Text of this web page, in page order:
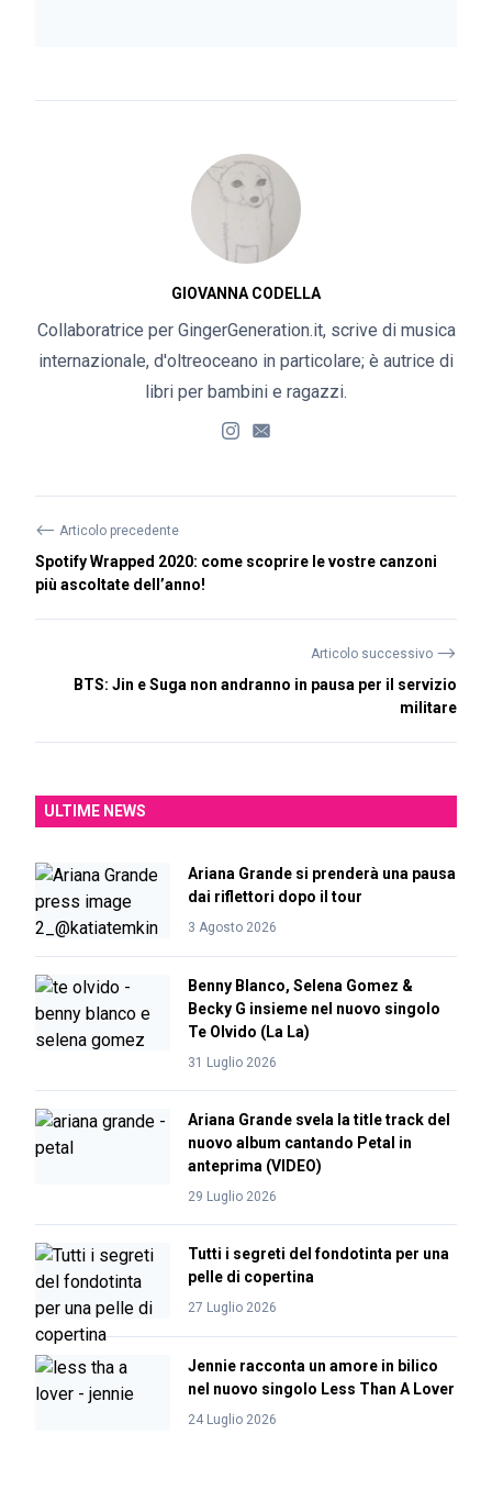
GIOVANNA CODELLA
Collaboratrice per GingerGeneration.it, scrive di musica
internazionale, d'oltreoceano in particolare; è autrice di
libri per bambini e ragazzi.
⟵ Articolo precedente
Spotify Wrapped 2020: come scoprire le vostre canzoni
più ascoltate dell’anno!
Articolo successivo ⟶
BTS: Jin e Suga non andranno in pausa per il servizio
militare
ULTIME NEWS
Ariana Grande si prenderà una pausa
dai riflettori dopo il tour
3 Agosto 2026
Benny Blanco, Selena Gomez &
Becky G insieme nel nuovo singolo
Te Olvido (La La)
31 Luglio 2026
Ariana Grande svela la title track del
nuovo album cantando Petal in
anteprima (VIDEO)
29 Luglio 2026
Tutti i segreti del fondotinta per una
pelle di copertina
27 Luglio 2026
Jennie racconta un amore in bilico
nel nuovo singolo Less Than A Lover
24 Luglio 2026